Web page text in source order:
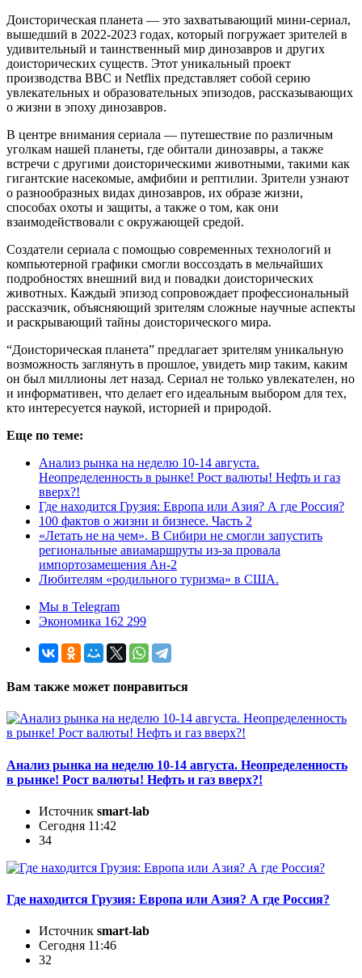
Доисторическая планета — это захватывающий мини-сериал,
вышедший в 2022-2023 годах, который погружает зрителей в
удивительный и таинственный мир динозавров и других
доисторических существ. Этот уникальный проект
производства BBC и Netflix представляет собой серию
увлекательных и образовательных эпизодов, рассказывающих
о жизни в эпоху динозавров.
В центре внимания сериала — путешествие по различным
уголкам нашей планеты, где обитали динозавры, а также
встречи с другими доисторическими животными, такими как
гигантские насекомые, амфибии и рептилии. Зрители узнают
о разнообразных видах динозавров, их образе жизни,
способах охоты и защиты, а также о том, как они
взаимодействовали с окружающей средой.
Создатели сериала с помощью современных технологий и
компьютерной графики смогли воссоздать в мельчайших
подробностях внешний вид и повадки доисторических
животных. Каждый эпизод сопровождает профессиональный
рассказчик, объясняющий зрителям сложные научные аспекты
и раскрывающий тайны доисторического мира.
“Доисторическая планета” предлагает зрителям уникальную
возможность заглянуть в прошлое, увидеть мир таким, каким
он был миллионы лет назад. Сериал не только увлекателен, но
и информативен, что делает его идеальным выбором для тех,
кто интересуется наукой, историей и природой.
Еще по теме:
Анализ рынка на неделю 10-14 августа.
Неопределенность в рынке! Рост валюты! Нефть и газ
вверх?!
Где находится Грузия: Европа или Азия? А где Россия?
100 фактов о жизни и бизнесе. Часть 2
«Летать не на чем». В Сибири не смогли запустить
региональные авиамаршруты из-за провала
импортозамещения Ан-2
Любителям «родильного туризма» в США.
Мы в Telegram
Экономика 162 299
Вам также может понравиться
Анализ рынка на неделю 10-14 августа. Неопределенность
в рынке! Рост валюты! Нефть и газ вверх?!
Источник smart-lab
Сегодня 11:42
34
Где находится Грузия: Европа или Азия? А где Россия?
Источник smart-lab
Сегодня 11:46
32